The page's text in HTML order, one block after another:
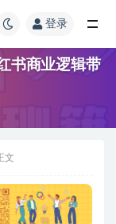
登录
书商业逻辑带
文